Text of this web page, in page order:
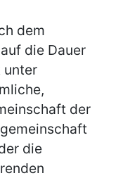
dem
die Dauer
unter
der
die